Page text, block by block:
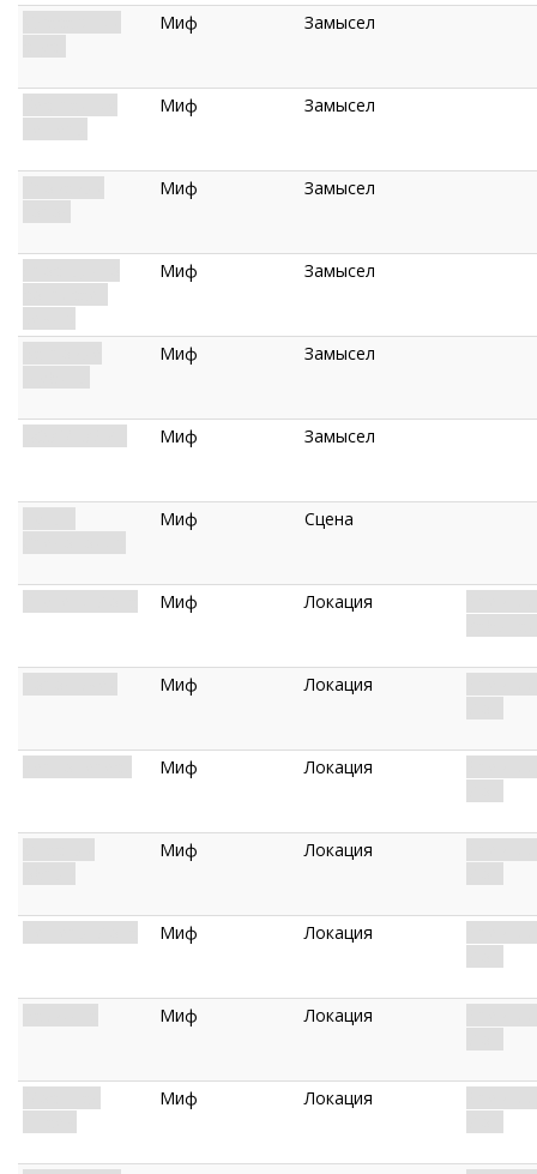
Миф Замысел
Миф Замысел
Миф Замысел
Миф Замысел
Миф Замысел
Миф Замысел
Миф Сцена
Миф Локация
Миф Локация
Миф Локация
Миф Локация
Миф Локация
Миф Локация
Миф Локация